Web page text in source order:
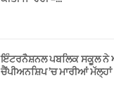
ਇੰਟਰਨੈਸ਼ਨਲ ਪਬਲਿਕ ਸਕੂਲ ਨੇ
ਚੈਂਪੀਅਨਸ਼ਿਪ ’ਚ ਮਾਰੀਆਂ ਮੱਲ੍ਹਾਂ